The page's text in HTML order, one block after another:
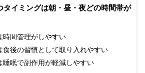
タイミングは朝・昼・夜どの時間帯が
時間管理がしやすい
食後の習慣として取り入れやすい
睡眠で副作用が軽減しやすい